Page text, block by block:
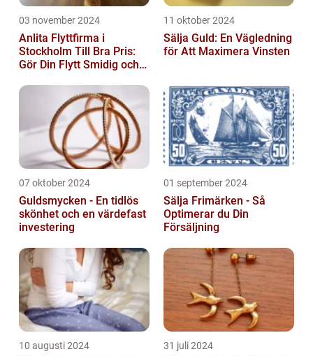
03 november 2024
Anlita Flyttfirma i
Stockholm Till Bra Pris:
Gör Din Flytt Smidig och
11 oktober 2024
Sälja Guld: En Vägledning
för Att Maximera Vinsten
07 oktober 2024
Guldsmycken - En tidlös
skönhet och en värdefast
investering
01 september 2024
Sälja Frimärken - Så
Optimerar du Din
Försäljning
10 augusti 2024 31 juli 2024